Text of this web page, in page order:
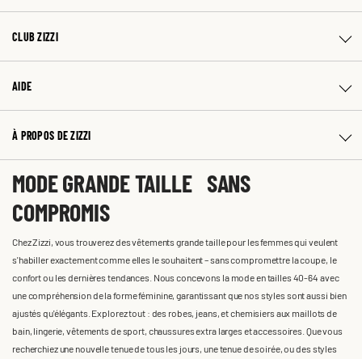
CLUB ZIZZI
AIDE
À PROPOS DE ZIZZI
MODE GRANDE TAILLE SANS
COMPROMIS
Chez Zizzi, vous trouverez des vêtements grande taille pour les femmes qui veulent
s'habiller exactement comme elles le souhaitent – sans compromettre la coupe, le
confort ou les dernières tendances. Nous concevons la mode en tailles 40-64 avec
une compréhension de la forme féminine, garantissant que nos styles sont aussi bien
ajustés qu'élégants. Explorez tout : des robes, jeans, et chemisiers aux maillots de
bain, lingerie, vêtements de sport, chaussures extra larges et accessoires. Que vous
recherchiez une nouvelle tenue de tous les jours, une tenue de soirée, ou des styles